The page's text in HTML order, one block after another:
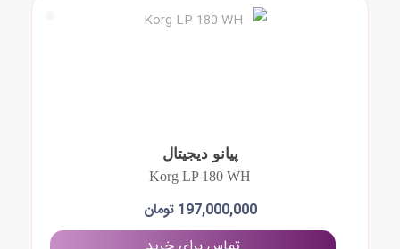
پیانو دیجیتال
Korg LP 180 WH
197,000,000 تومان